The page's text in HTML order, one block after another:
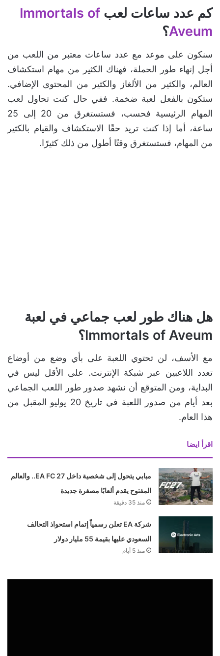
كم عدد ساعات لعب Immortals of
Aveum؟
سنكون على موعد مع عدد ساعات معتبر من اللعب من
أجل إنهاء طور الحملة، فهناك الكثير من مهام استكشاف
العالم، والكثير من الألغاز والكثير من المحتوى الإضافي.
ستكون بالفعل لعبة ضخمة. ففي حال كنت تحاول لعب
المهام الرئيسية فحسب، فستستغرق من 20 إلى 25
ساعة، أما إذا كنت تريد حقًا الاستكشاف والقيام بالكثير
من المهام، فستستغرق وقتًا أطول من ذلك كثيرًا.
هل هناك طور لعب جماعي في لعبة
Immortals of Aveum؟
مع الأسف، لن تحتوي اللعبة على بأي وضع من أوضاع
تعدد اللاعبين عبر شبكة الإنترنت. على الأقل ليس في
البداية، ومن المتوقع أن نشهد صدور طور اللعب الجماعي
بعد أيام من صدور اللعبة في تاريخ 20 يوليو المقبل من
هذا العام.
اقرأ ايضا
مبابي يتحول إلى شخصية داخل EA FC 27.. والعالم
المفتوح يقدم ألعابًا مصغرة جديدة
منذ 35 دقيقة
شركة EA تعلن رسمياً إتمام استحواذ التحالف
السعودي عليها بقيمة 55 مليار دولار
منذ 5 أيام